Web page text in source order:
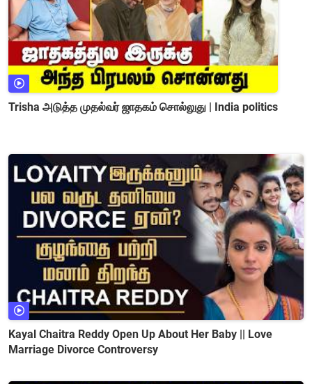
Trisha அடுத்த முதல்வர் ஜாதகம் சொல்லுது | India politics
Kayal Chaitra Reddy Open Up About Her Baby || Love
Marriage Divorce Controversy